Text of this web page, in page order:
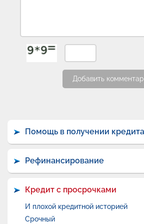
Добавить
Помощь в получении кредита
Рефинансирование
Кредит с просрочками
И плохой кредитной историей
Срочный